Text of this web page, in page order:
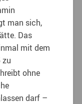
man sich,
Das
mit dem
zu
ohne
darf –